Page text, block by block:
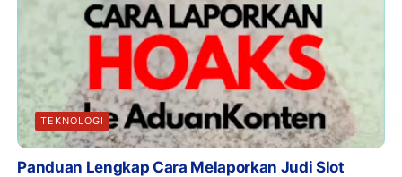
TEKNOLOGI
Panduan Lengkap Cara Melaporkan Judi Slot